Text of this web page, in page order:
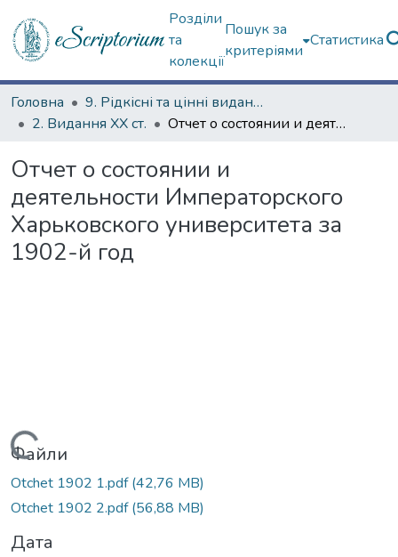
Розділи
та
колекції
Пошук за
критеріями
Статистика
Головна
9. Рідкісні та цінні видання
2. Видання ХХ ст.
Отчет о состоянии и деятельности Императорского Харьковского университета за 1902-й год
Отчет о состоянии и
деятельности Императорского
Харьковского университета за
1902-й год
Вантажиться...
Файли
Otchet 1902 1.pdf(42,76 MB)
Otchet 1902 2.pdf(56,88 MB)
Дата